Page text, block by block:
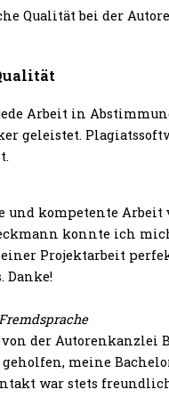
Arbeit in
geleistet.
und kompetente Arbeit
konnte ich
Projektarbeit
Danke!
der Autorenkanzlei
meine
war stets